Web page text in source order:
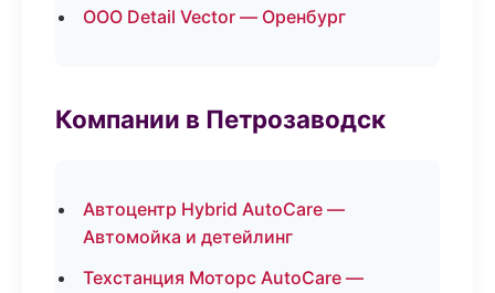
ООО Detail Vector — Оренбург
Компании в Петрозаводск
Автоцентр Hybrid AutoCare —
Автомойка и детейлинг
Техстанция Моторс AutoCare —